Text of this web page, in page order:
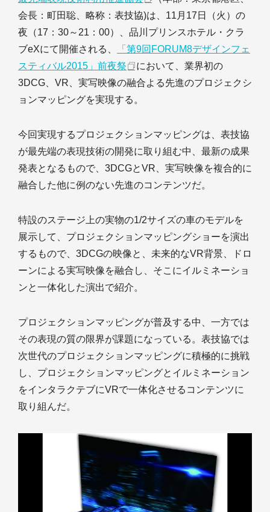
会長：町田聡、略称：表技協)は、11月17日（火）の
夜（17：30～21：00）、品川プリンスホテル・クラ
ブeXにて開催される、
「第9回FORUM8デザインフェ
スティバル2015」前夜祭
において、業界初の
3DCG、VR、実写映像の融合よる先進のプロジェクシ
ョンマッピングを実現する。
今回実現するプロジェクションマッピングは、表技協
が最先端の表現技術の開発に取り組む中、最新の成果
発表となるもので、3DCGとVR、実写映像を複合的に
融合した他に例のない先進のコンテンツだ。
特設のステージ上の実物の1/2サイズの車のモデルを
展示して、プロジェクションマッピングショーを演出
するもので、3DCGの映像と、未来的なVR背景、ドロ
ーンによる実写映像を融合し、そこにイルミネーショ
ンと一体化した演出で紹介。
プロジェクションマッピングが普及する中、一方では
その表現の質の限界が課題になっている。表技協では
次世代のプロジェクションマッピングに積極的に挑戦
し、プロジェクションマッピングとイルミネーション
をインタラクテブにVRで一体化させるコンテンツに
取り組んだ。